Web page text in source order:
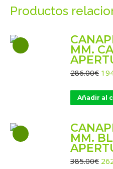
Productos
MM.
286.00€ El
era:
Añadir al
MM.
385.00€ El